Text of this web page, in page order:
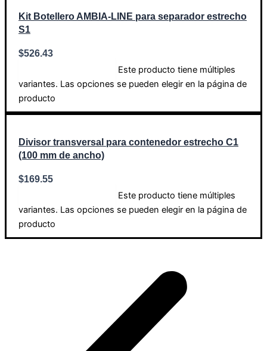
Kit Botellero AMBIA-LINE para separador estrecho
S1
$526.43
Este producto tiene múltiples
variantes. Las opciones se pueden elegir en la página de
producto
Divisor transversal para contenedor estrecho C1
(100 mm de ancho)
$169.55
Este producto tiene múltiples
variantes. Las opciones se pueden elegir en la página de
producto